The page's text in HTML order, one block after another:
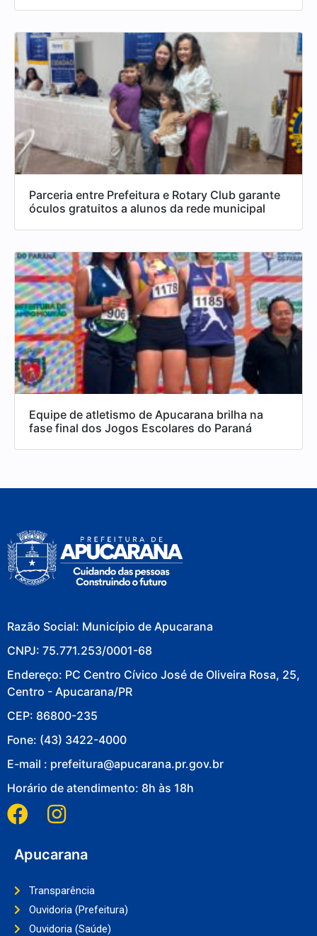
Parceria entre Prefeitura e Rotary Club garante
óculos gratuitos a alunos da rede municipal
Equipe de atletismo de Apucarana brilha na
fase final dos Jogos Escolares do Paraná
Razão Social: Município de Apucarana
CNPJ: 75.771.253/0001-68
Endereço: PC Centro Cívico José de Oliveira Rosa, 25,
Centro - Apucarana/PR
CEP: 86800-235
Fone: (43) 3422-4000
E-mail : prefeitura@apucarana.pr.gov.br
Horário de atendimento: 8h às 18h
Apucarana
Transparência
Ouvidoria (Prefeitura)
Ouvidoria (Saúde)